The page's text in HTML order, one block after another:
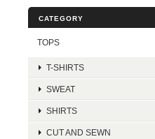
CATEGORY
TOPS
T-SHIRTS
SWEAT
SHIRTS
CUT AND SEWN